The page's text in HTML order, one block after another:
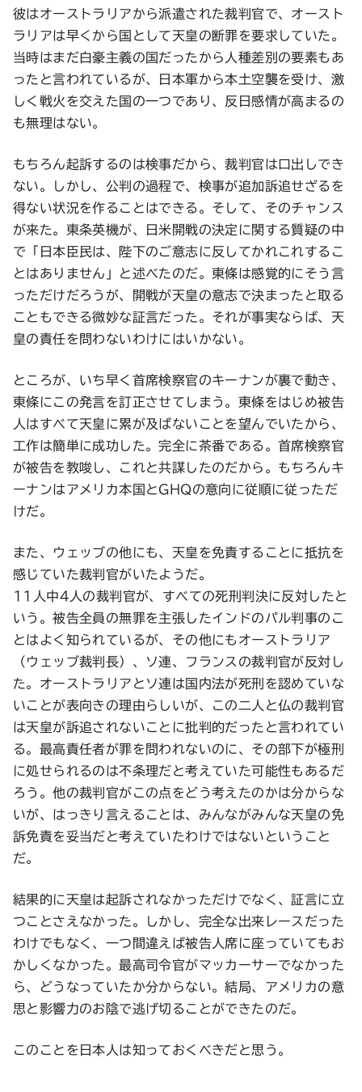
彼はオーストラリアから派遣された裁判官で、オースト
ラリアは早くから国として天皇の断罪を要求していた。
当時はまだ白豪主義の国だったから人種差別の要素もあ
ったと言われているが、日本軍から本土空襲を受け、激
しく戦火を交えた国の一つであり、反日感情が高まるの
も無理はない。
もちろん起訴するのは検事だから、裁判官は口出しでき
ない。しかし、公判の過程で、検事が追加訴追せざるを
得ない状況を作ることはできる。そして、そのチャンス
が来た。東条英機が、日米開戦の決定に関する質疑の中
で「日本臣民は、陛下のご意志に反してかれこれするこ
とはありません」と述べたのだ。東條は感覚的にそう言
っただけだろうが、開戦が天皇の意志で決まったと取る
こともできる微妙な証言だった。それが事実ならば、天
皇の責任を問わないわけにはいかない。
ところが、いち早く首席検察官のキーナンが裏で動き、
東條にこの発言を訂正させてしまう。東條をはじめ被告
人はすべて天皇に累が及ばないことを望んでいたから、
工作は簡単に成功した。完全に茶番である。首席検察官
が被告を教唆し、これと共謀したのだから。もちろんキ
ーナンはアメリカ本国とGHQの意向に従順に従っただ
けだ。
また、ウェッブの他にも、天皇を免責することに抵抗を
感じていた裁判官がいたようだ。
11人中4人の裁判官が、すべての死刑判決に反対したと
いう。被告全員の無罪を主張したインドのパル判事のこ
とはよく知られているが、その他にもオーストラリア
（ウェッブ裁判長）、ソ連、フランスの裁判官が反対し
た。オーストラリアとソ連は国内法が死刑を認めていな
いことが表向きの理由らしいが、この二人と仏の裁判官
は天皇が訴追されないことに批判的だったと言われてい
る。最高責任者が罪を問われないのに、その部下が極刑
に処せられるのは不条理だと考えていた可能性もあるだ
ろう。他の裁判官がこの点をどう考えたのかは分からな
いが、はっきり言えることは、みんながみんな天皇の免
訴免責を妥当だと考えていたわけではないということ
だ。
結果的に天皇は起訴されなかっただけでなく、証言に立
つことさえなかった。しかし、完全な出来レースだった
わけでもなく、一つ間違えば被告人席に座っていてもお
かしくなかった。最高司令官がマッカーサーでなかった
ら、どうなっていたか分からない。結局、アメリカの意
思と影響力のお陰で逃げ切ることができたのだ。
このことを日本人は知っておくべきだと思う。